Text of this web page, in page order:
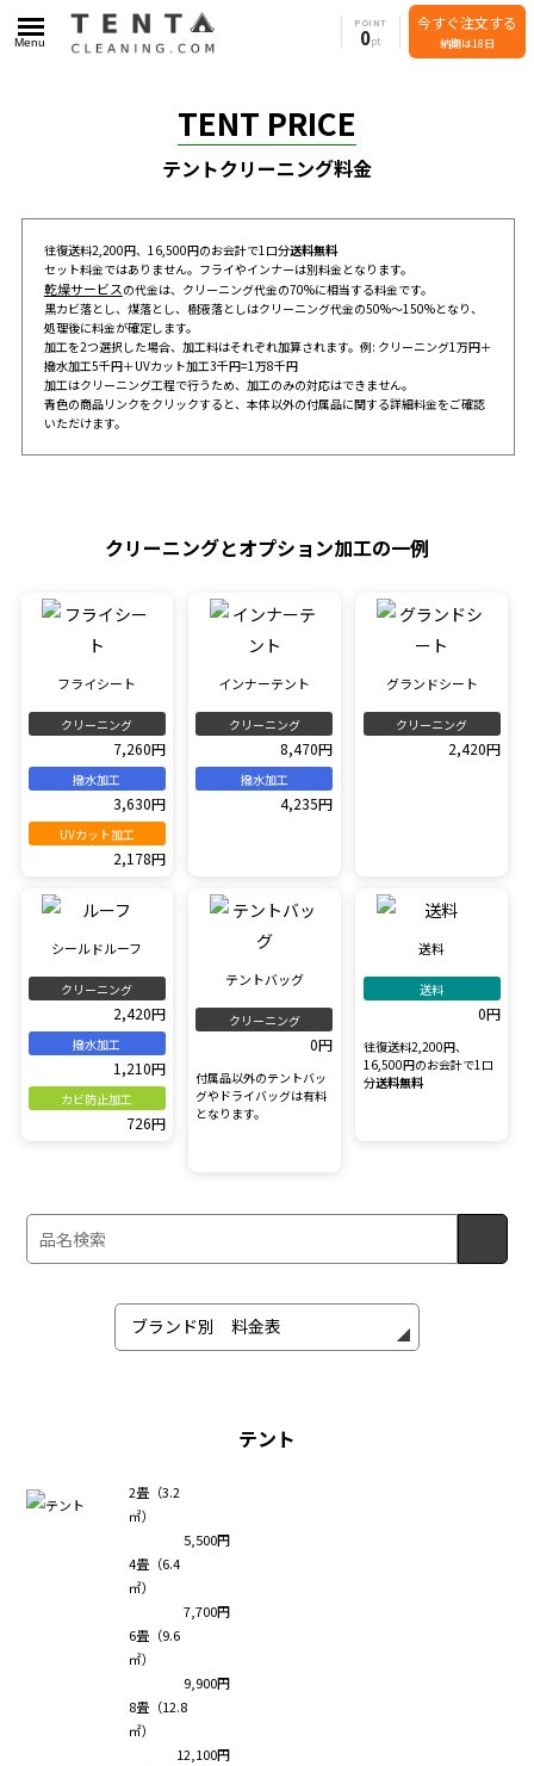
POINT
0
今すぐ注文する
納期は18日
Menu
TENT PRICE
テントクリーニング料金
往復送料2,200円、16,500円のお会計で1口分送料無料
セット料金ではありません。フライやインナーは別料金となります。
乾燥サービスの代金は、クリーニング代金の70%に相当する料金です。
黒カビ落とし、煤落とし、樹液落としはクリーニング代金の50%～150%となり、
処理後に料金が確定します。
加工を2つ選択した場合、加工料はそれぞれ加算されます。例: クリーニング1万円＋
撥水加工5千円＋UVカット加工3千円=1万8千円
加工はクリーニング工程で行うため、加工のみの対応はできません。
青色の商品リンクをクリックすると、本体以外の付属品に関する詳細料金をご確認
いただけます。
クリーニングとオプション加工の一例
フライシート
クリーニング
7,260円
撥水加工
3,630円
UVカット加工
2,178円
インナーテント
クリーニング
8,470円
撥水加工
4,235円
グランドシート
クリーニング
2,420円
シールドルーフ
クリーニング
2,420円
撥水加工
1,210円
カビ防止加工
726円
テントバッグ
クリーニング
0円
付属品以外のテントバッ
グやドライバッグは有料
となります。
送料
送料
0円
往復送料2,200円、
16,500円のお会計で1口
分送料無料
テント
2畳（3.2
㎡）
5,500円
4畳（6.4
㎡）
7,700円
6畳（9.6
㎡）
9,900円
8畳（12.8
㎡）
12,100円